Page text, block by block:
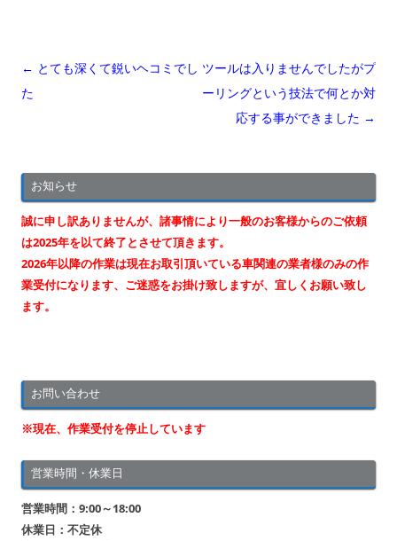
投
稿
ー
シ
ョ
ン
← とても深くて鋭いヘコミでし
た
ツールは入りませんでしたがプ
ーリングという技法で何とか対
応する事ができました →
お知らせ
誠に申し訳ありませんが、諸事情により一般のお客様からのご依頼
は2025年を以て終了とさせて頂きます。
2026年以降の作業は現在お取引頂いている車関連の業者様のみの作
業受付になります、ご迷惑をお掛け致しますが、宜しくお願い致し
ます。
お問い合わせ
※現在、作業受付を停止しています
営業時間・休業日
営業時間：9:00～18:00
休業日：不定休